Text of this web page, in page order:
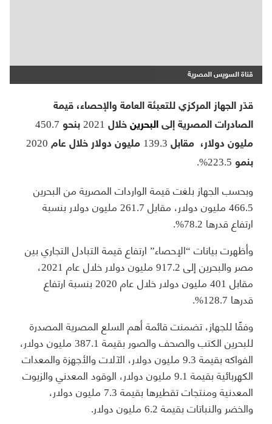
قناة السويس المصرية
قدّر الجهاز المركزي للتعبئة العامة والإحصاء، قيمة
الصادرات المصرية إلى البحرين
خلال 2021 بنحو 450.7
مليون دولار، مقابل 139.3 مليون دولار خلال عام 2020
بنمو 223.5%.
وبحسب الجهاز بلغت قيمة الواردات المصرية من البحرين
466.5 مليون دولار، مقابل 261.7 مليون دولار بنسبة
ارتفاع قدرها 78.2%.
وأظهرت بيانات “الإحصاء” ارتفاع قيمة التبادل التجاري بين
مصر والبحرين إلى 917.2 مليون دولار خلال عام 2021،
مقابل 401 مليون دولار خلال عام 2020 بنسبة ارتفاع
قدرها 128.7%.
وفقًا للجهاز، تضمنت قائمة أهم السلع المصرية المصدرة
للبحرين الكتب والصحف والصور بقيمة 387.1 مليون دولار،
الفواكه بقيمة 9.3 مليون دولار، الآلات والأجهزة والمعدات
الكهربائية بقيمة 9.1 مليون دولار، الوقود المعدني والزيوت
المعدنية ومنتجات تقطيرها بقيمة 7.3 مليون دولار،
والخضر والنباتات بقيمة 6.2 مليون دولار.